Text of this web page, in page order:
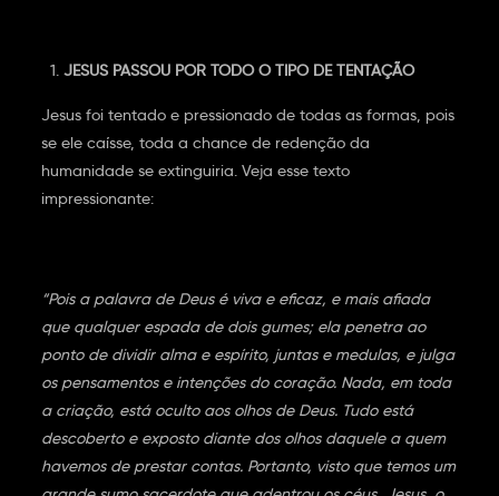
JESUS PASSOU POR TODO O TIPO DE TENTAÇÃO
Jesus foi tentado e pressionado de todas as formas, pois
se ele caísse, toda a chance de redenção da
humanidade se extinguiria. Veja esse texto
impressionante:
“Pois a palavra de Deus é viva e eficaz, e mais afiada
que qualquer espada de dois gumes; ela penetra ao
ponto de dividir alma e espírito, juntas e medulas, e julga
os pensamentos e intenções do coração. Nada, em toda
a criação, está oculto aos olhos de Deus. Tudo está
descoberto e exposto diante dos olhos daquele a quem
havemos de prestar contas. Portanto, visto que temos um